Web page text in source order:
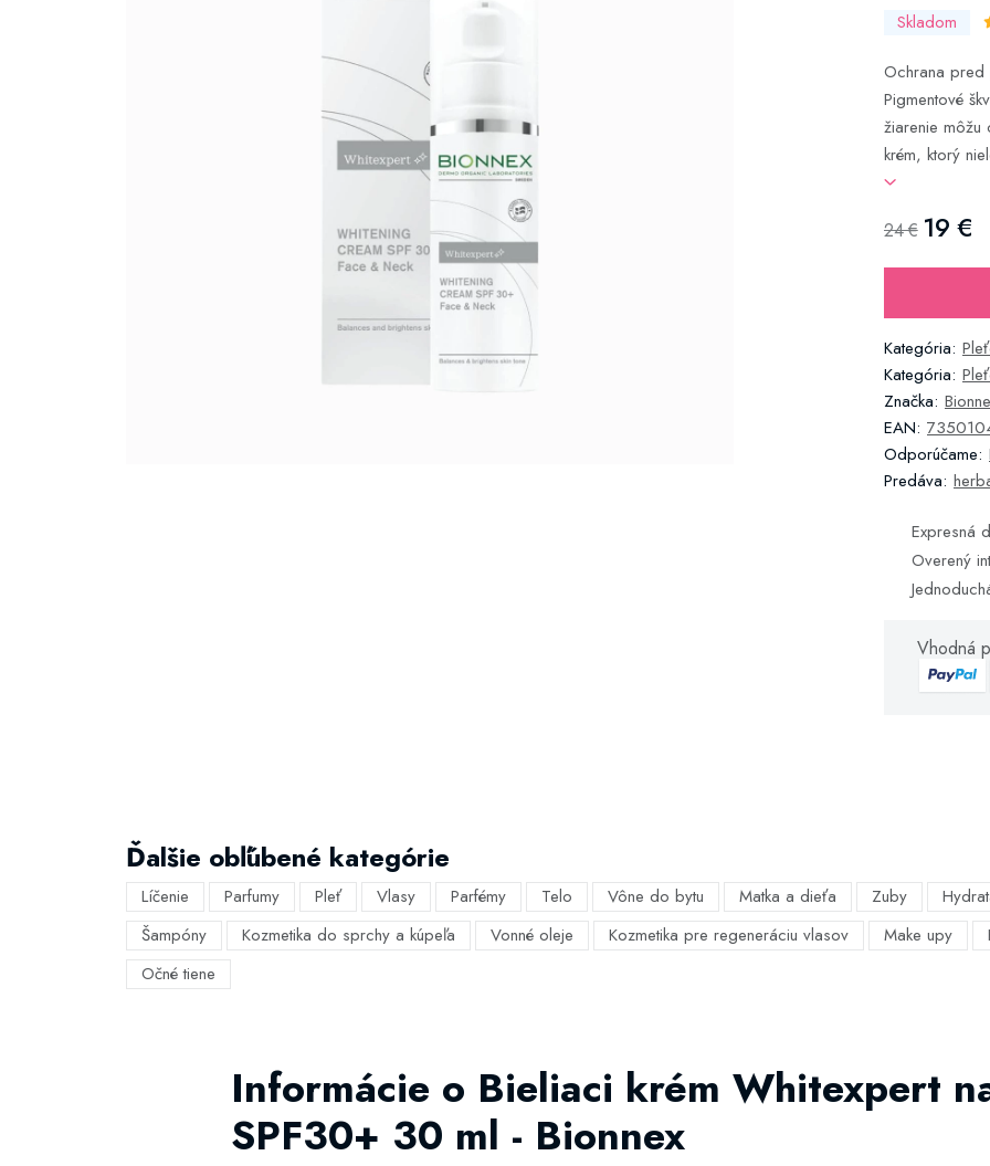
Skladom
Ochrana pred
Pigmentové
žiarenie môžu
krém, ktorý
24 € 19 €
Kategória:
Kategória:
Značka:
EAN:
Odporúčame:
Predáva:
Expresná
Overený
Vhodná
Ďalšie obľúbené kategórie
Líčenie Parfumy Pleť Vlasy Parfémy Telo Vône do bytu Matka a dieťa Zuby
Šampóny
Kozmetika do sprchy a kúpeľa Vonné oleje Kozmetika pre regeneráciu vlasov Make upy
Očné tiene
Informácie o Bieliaci krém Whitexpert
SPF30+ 30 ml - Bionnex